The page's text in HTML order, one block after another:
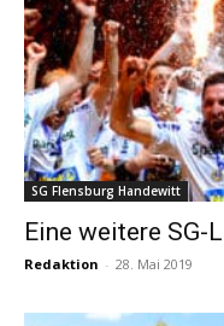
SG Flensburg Handewitt
Eine weitere SG-
Redaktion - 28. Mai 2019